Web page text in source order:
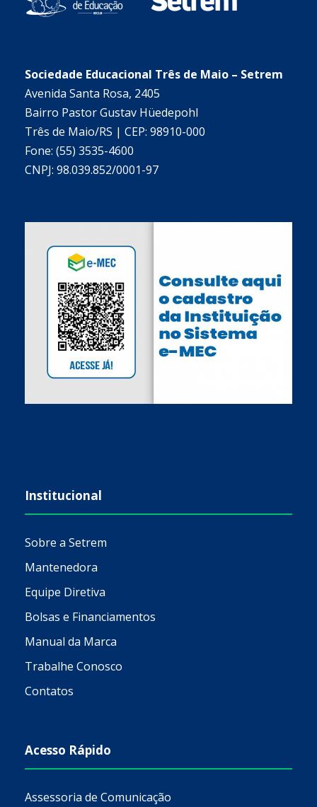
Sociedade Educacional Três de Maio – Setrem
Avenida Santa Rosa, 2405
Bairro Pastor Gustav Hüedepohl
Três de Maio/RS | CEP: 98910-000
Fone: (55) 3535-4600
CNPJ: 98.039.852/0001-97
Institucional
Sobre a Setrem
Mantenedora
Equipe Diretiva
Bolsas e Financiamentos
Manual da Marca
Trabalhe Conosco
Contatos
Acesso Rápido
Assessoria de Comunicação